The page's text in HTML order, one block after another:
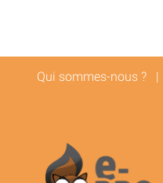
Qui sommes-nous ? |